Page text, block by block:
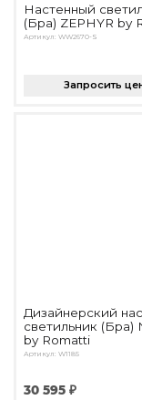
Настенный
(Бра) ZEPHYR by
Артикул: WW2670-S
Запросить
Дизайнерский
светильник (Бра)
by Romatti
Артикул: W1185
30 595 ₽